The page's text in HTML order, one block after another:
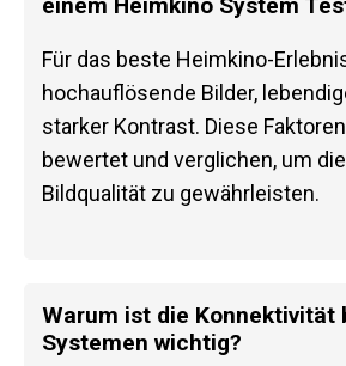
einem Heimkino System
Für das beste Heimkino-
hochauflösende Bilder,
starker Kontrast. Diese
bewertet und verglichen, um
Bildqualität zu gewährleisten.
Warum ist die Konnektivität
Systemen wichtig?